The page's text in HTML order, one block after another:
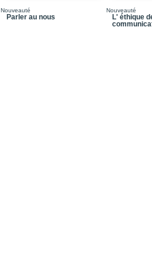
Nouveauté
Parler au nous
Nouveauté
L' éthique